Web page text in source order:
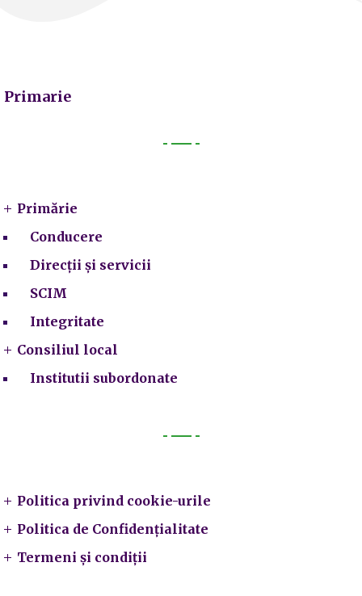
Primarie
Primărie
Conducere
Direcții și servicii
SCIM
Integritate
Consiliul local
Institutii subordonate
Politica privind cookie-urile
Politica de Confidențialitate
Termeni și condiții